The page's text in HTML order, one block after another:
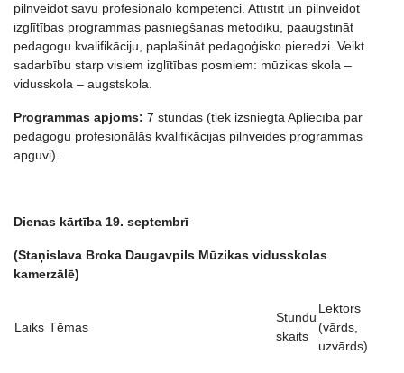
pilnveidot savu profesionālo kompetenci. Attīstīt un pilnveidot
izglītības programmas pasniegšanas metodiku, paaugstināt
pedagogu kvalifikāciju, paplašināt pedagoģisko pieredzi. Veikt
sadarbību starp visiem izglītības posmiem: mūzikas skola –
vidusskola – augstskola.
Programmas apjoms: 7 stundas (tiek izsniegta Apliecība par
pedagogu profesionālās kvalifikācijas pilnveides programmas
apguvi).
Dienas kārtība 19. septembrī
(Staņislava Broka Daugavpils Mūzikas vidusskolas
kamerzālē)
Laiks Tēmas
Stundu
skaits
Lektors
(vārds,
uzvārds)